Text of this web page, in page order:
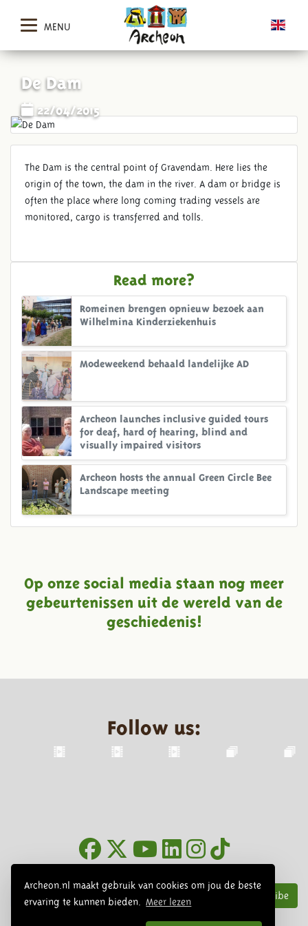
Archeon.nl maakt gebruik van cookies om jou de beste
ervaring te kunnen bieden.
Meer lezen
MENU
De Dam
22/04/2015
The Dam is the central point of Gravendam. Here lies the
origin of the town, the dam in the river. A dam or bridge is
often the place where long coming trading vessels are
monitored, cargo is transferred and tolls.
Read more?
Romeinen brengen opnieuw bezoek aan
Wilhelmina Kinderziekenhuis
Modeweekend behaald landelijke AD
Archeon launches inclusive guided tours
for deaf, hard of hearing, blind and
visually impaired visitors
Archeon hosts the annual Green Circle Bee
Landscape meeting
Op onze social media staan nog meer
gebeurtenissen uit de wereld van de
geschiedenis!
Follow us:
Subscribe